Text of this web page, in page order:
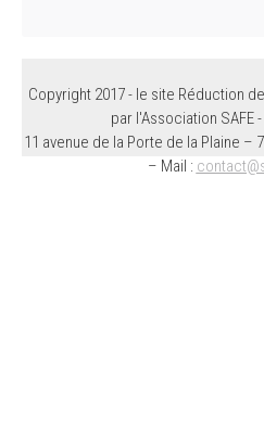
Copyright 2017 - le site Réduction
par l'Association SAFE -
11 avenue de la Porte de la Plaine –
– Mail :